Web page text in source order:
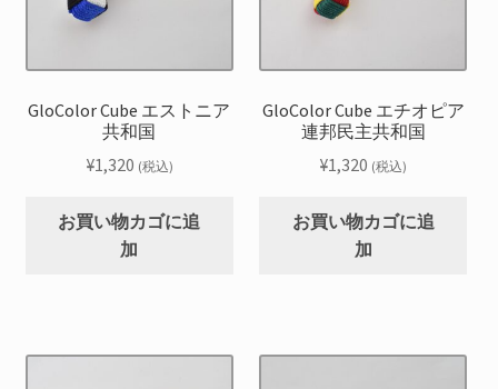
GloColor Cube エストニア
共和国
¥1,320 (税込)
お買い物カゴに追
加
GloColor Cube エチオピア
連邦民主共和国
¥1,320 (税込)
お買い物カゴに追
加